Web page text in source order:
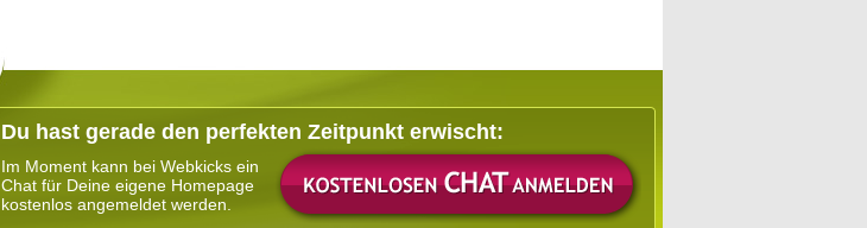
Du hast gerade den perfekten Zeitpunkt erwischt:
Im Moment kann bei Webkicks ein
Chat für Deine eigene Homepage
kostenlos angemeldet werden.